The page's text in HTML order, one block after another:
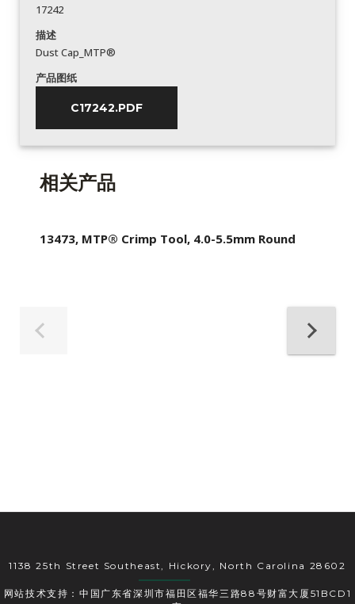
17242
描述
Dust Cap_MTP®
产品图纸
C17242.PDF
相关产品
13473, MTP® Crimp Tool, 4.0-5.5mm Round
1138 25th Street Southeast, Hickory, North Carolina 28602
网站技术支持：中国广东省深圳市福田区福华三路88号财富大厦51BCD1